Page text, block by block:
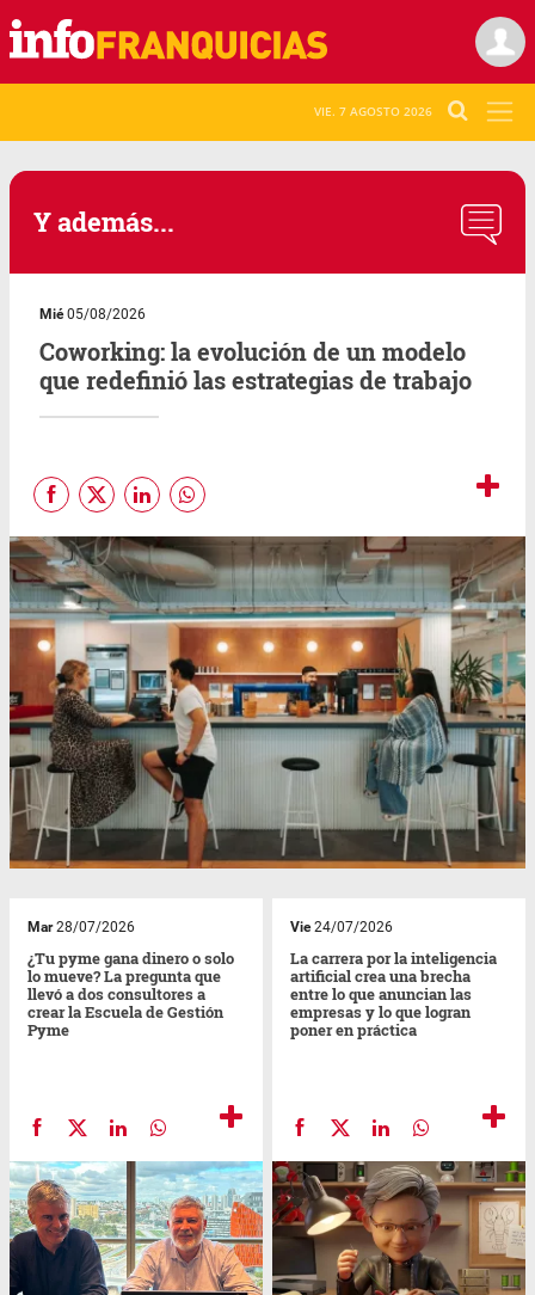
VIE. 7 AGOSTO 2026
Y además...
Mié05/08/2026
Coworking: la evolución de un modelo
que redefinió las estrategias de trabajo
Mar28/07/2026
¿Tu pyme gana dinero o solo
lo mueve? La pregunta que
llevó a dos consultores a
crear la Escuela de Gestión
Pyme
Vie24/07/2026
La carrera por la inteligencia
artificial crea una brecha
entre lo que anuncian las
empresas y lo que logran
poner en práctica